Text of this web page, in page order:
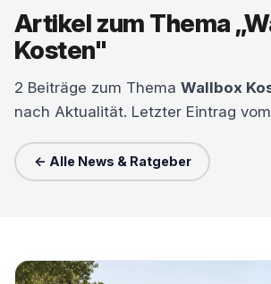
Artikel zum Thema
Kosten"
2 Beiträge zum Thema Wallbox
nach Aktualität. Letzter Eintrag
← Alle News & Ratgeber